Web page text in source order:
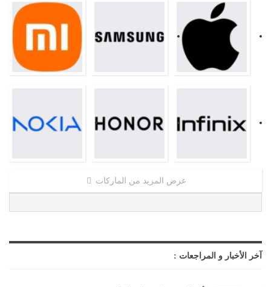
عرض المزيد من الماركات
آخر الأخبار و المراجعات :